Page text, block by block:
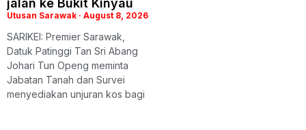
Utusan Sarawak August 8, 2026
SARIKEI: Premier Sarawak,
Datuk Patinggi Tan Sri Abang
Johari Tun Openg meminta
Jabatan Tanah dan Survei
menyediakan unjuran kos bagi